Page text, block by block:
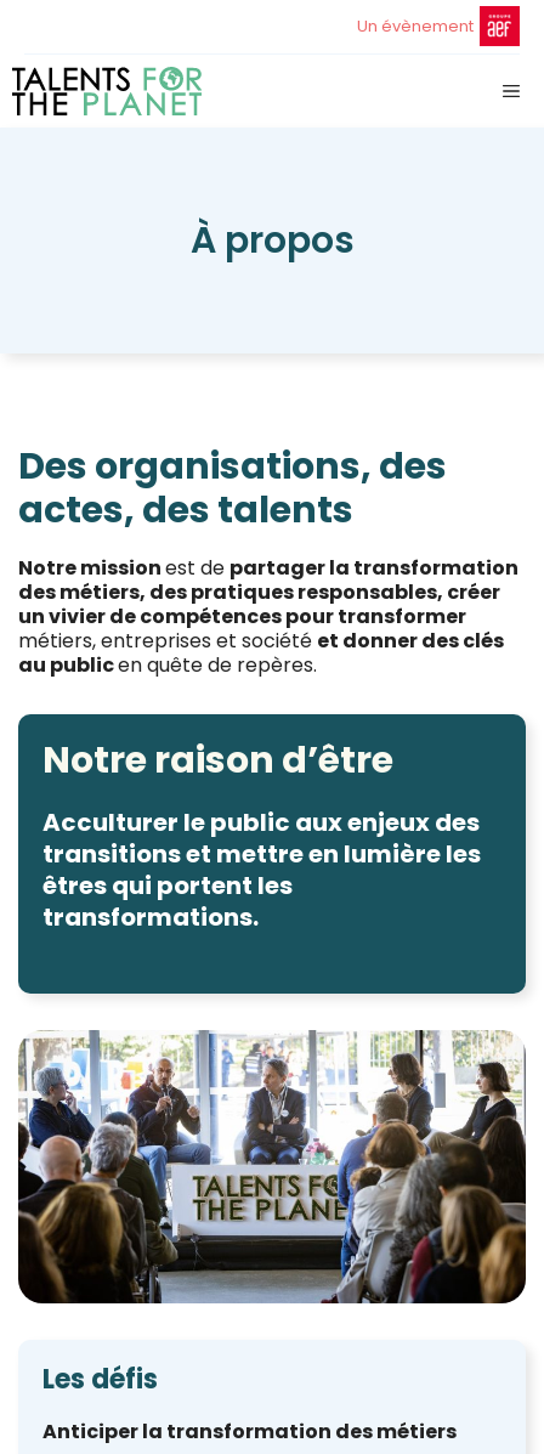
Un évènement
À propos
Des organisations, des
actes, des talents
Notre missionest de partager la transformation
des métiers, des pratiques responsables, créer
un vivier de compétences pour transformer
métiers, entreprises et société et donner des clés
au publicen quête de repères.
Notre raison d’être
Acculturer le public aux enjeux des
transitions et mettre en lumière les
êtres qui portent les
transformations.
Les défis
Anticiper la transformation des métiers